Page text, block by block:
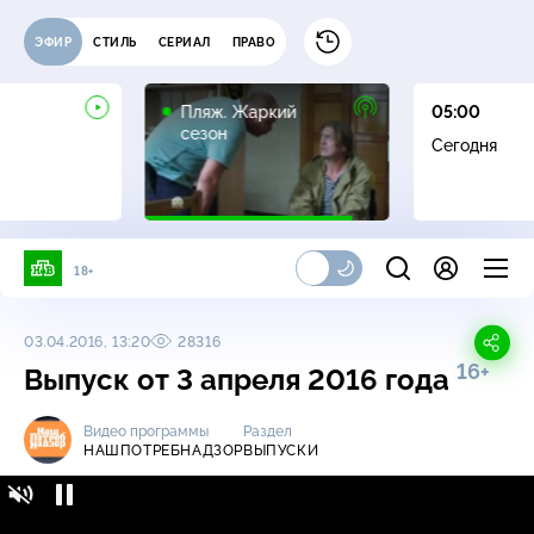
ЭФИР СТИЛЬ СЕРИАЛ ПРАВО
Пляж. Жаркий
сезон
16+
05:00
Сегодня
18+
03.04.2016, 13:20 28316
Выпуск от 3 апреля 2016 года 16+
Видео программы
НАШПОТРЕБНАДЗОР
Раздел
ВЫПУСКИ